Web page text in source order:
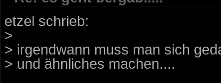
etzel schrieb:
>
> irgendwann muss man sich
> und ähnliches machen....